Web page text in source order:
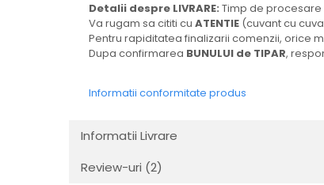
Detalii despre LIVRARE: Timp de
Va rugam sa cititi cu ATENTIE (cuvant cu
Pentru rapiditatea finalizarii comenzii, orice
Dupa confirmarea BUNULUI de TIPAR,
Informatii conformitate produs
Informatii Livrare
Review-uri (2)